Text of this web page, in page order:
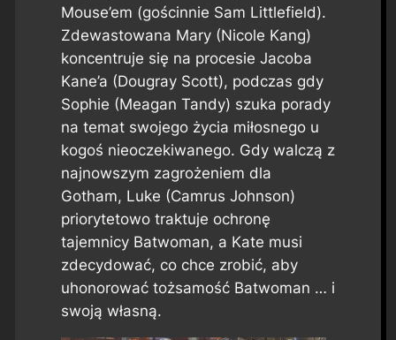
Mouse’em (gościnnie Sam Littlefield).
Zdewastowana Mary (Nicole Kang)
koncentruje się na procesie Jacoba
Kane’a (Dougray Scott), podczas gdy
Sophie (Meagan Tandy) szuka porady
na temat swojego życia miłosnego u
kogoś nieoczekiwanego. Gdy walczą z
najnowszym zagrożeniem dla
Gotham, Luke (Camrus Johnson)
priorytetowo traktuje ochronę
tajemnicy Batwoman, a Kate musi
zdecydować, co chce zrobić, aby
uhonorować tożsamość Batwoman … i
swoją własną.